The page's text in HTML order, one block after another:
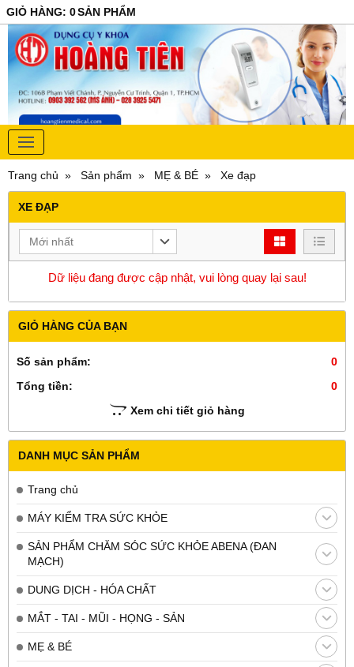
GIỎ HÀNG: 0SẢN PHẨM
Trang chủ Sản phẩm MẸ & BÉ Xe đạp
GIỎ HÀNG CỦA BẠN
Số sản phẩm:
0
Tổng tiền:
0
Xem chi tiết giỏ hàng
DANH MỤC SẢN PHẨM
Trang chủ
MÁY KIỂM TRA SỨC KHỎE
SẢN PHẨM CHĂM SÓC SỨC KHỎE ABENA (ĐAN
MẠCH)
DUNG DỊCH - HÓA CHẤT
MẮT - TAI - MŨI - HỌNG - SẢN
MẸ & BÉ
XE ĐẠP
Mới nhất
Dữ liệu đang được cập nhật, vui lòng quay lại sau!